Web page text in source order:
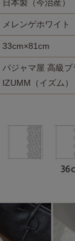
日本製（今治産）
メレンゲホワイト
33cm×81cm
パジャマ屋 高級
IZUMM（イズム）